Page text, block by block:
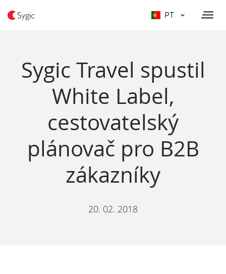
PT
Sygic Travel spustil
White Label,
cestovatelský
plánovač pro B2B
zákazníky
20. 02. 2018